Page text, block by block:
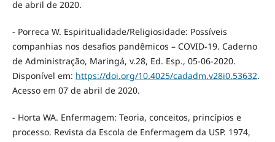
de abril de 2020.
- Porreca W. Espiritualidade/Religiosidade: Possíveis
companhias nos desafios pandêmicos – COVID-19. Caderno
de Administração, Maringá, v.28, Ed. Esp., 05-06-2020.
Disponível em: https://doi.org/10.4025/cadadm.v28i0.53632.
Acesso em 07 de abril de 2020.
- Horta WA. Enfermagem: Teoria, conceitos, princípios e
processo. Revista da Escola de Enfermagem da USP. 1974,